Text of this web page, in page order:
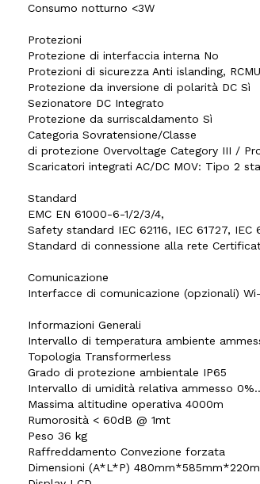
Consumo notturno <3W
Protezioni
Protezione di interfaccia interna No
Protezioni di sicurezza Anti islanding,
Protezione da inversione di polarità DC Sì
Sezionatore DC Integrato
Protezione da surriscaldamento Sì
Categoria Sovratensione/Classe
di protezione Overvoltage Category III /
Scaricatori integrati AC/DC MOV: Tipo 2
Standard
EMC EN 61000-6-1/2/3/4,
Safety standard IEC 62116, IEC 61727,
Standard di connessione alla rete
Comunicazione
Interfacce di comunicazione (opzionali)
Informazioni Generali
Intervallo di temperatura ambiente
Topologia Transformerless
Grado di protezione ambientale IP65
Intervallo di umidità relativa ammesso
Massima altitudine operativa 4000m
Rumorosità < 60dB @ 1mt
Peso 36 kg
Raffreddamento Convezione forzata
Dimensioni (A*L*P)